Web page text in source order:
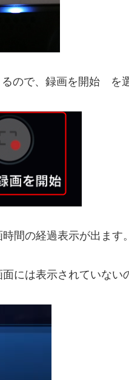
ので、録画を開始 を
間の経過表示が出ます。
には表示されていない